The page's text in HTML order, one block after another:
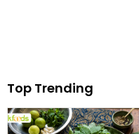
Top Trending